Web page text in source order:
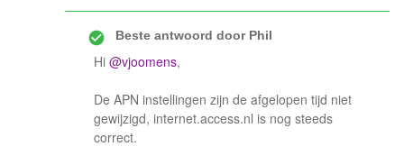
Beste antwoord doorPhil
Hi @vjoomens,
De APN instellingen zijn de afgelopen tijd niet
gewijzigd, internet.access.nl is nog steeds
correct.